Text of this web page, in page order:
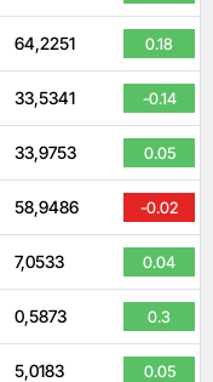
64,2251 0.18
33,5341 -0.14
33,9753 0.05
58,9486 -0.02
7,0533 0.04
0,5873 0.3
5,0183 0.05